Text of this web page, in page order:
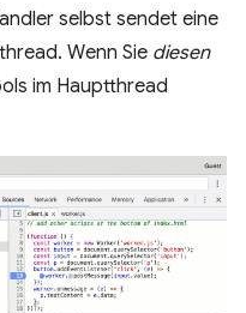
selbst sendet eine
Wenn Sie diesen
im Hauptthread